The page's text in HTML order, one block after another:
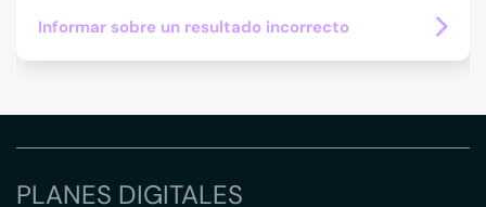
Informar sobre un resultado incorrecto
PLANES DIGITALES